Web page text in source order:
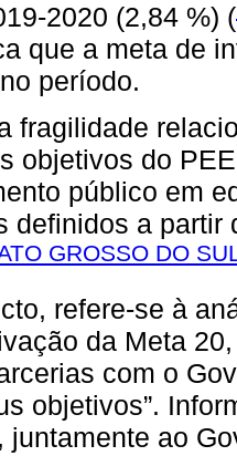
2020 (2,84 %) (
que a meta de
período.
fragilidade
objetivos do
público em
definidos a partir
GROSSO DO
refere-se à
da Meta
com o
objetivos”.
juntamente ao